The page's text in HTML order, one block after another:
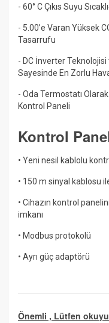
- 60° C Çıkıs Suyu
- 5.00’e Varan Yüksek
Tasarrufu
- DC İnverter
Sayesinde En Zorlu
- Oda Termostatı
Kontrol Paneli
Kontrol
• Yeni nesil kablolu
• 150 m sinyal kablosu
• Cihazın kontrol
imkanı
• Modbus protokolü
• Ayrı güç adaptörü
Önemli , Lütfen